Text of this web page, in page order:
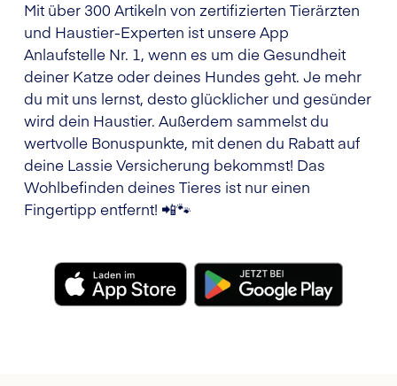
Mit über 300 Artikeln von zertifizierten Tierärzten
und Haustier-Experten ist unsere App
Anlaufstelle Nr. 1, wenn es um die Gesundheit
deiner Katze oder deines Hundes geht. Je mehr
du mit uns lernst, desto glücklicher und gesünder
wird dein Haustier. Außerdem sammelst du
wertvolle Bonuspunkte, mit denen du Rabatt auf
deine Lassie Versicherung bekommst! Das
Wohlbefinden deines Tieres ist nur einen
Fingertipp entfernt! 📲🐾